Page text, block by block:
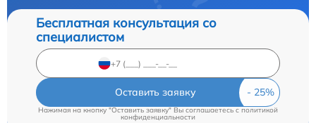
Бесплатная консультация со
специалистом
Оставить заявку
Нажимая на кнопку "Оставить заявку" Вы соглашаетесь c политикой
конфиденциальности